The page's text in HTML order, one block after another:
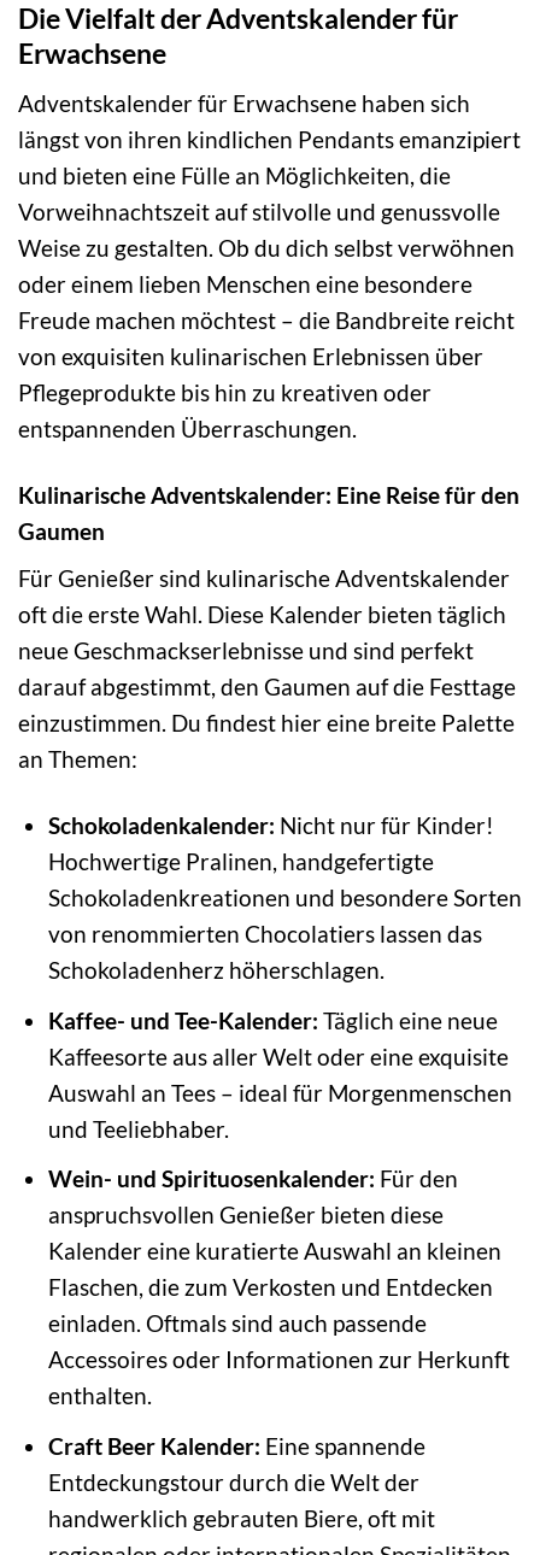
Die Vielfalt der Adventskalender für
Erwachsene
Adventskalender für Erwachsene haben sich
längst von ihren kindlichen Pendants emanzipiert
und bieten eine Fülle an Möglichkeiten, die
Vorweihnachtszeit auf stilvolle und genussvolle
Weise zu gestalten. Ob du dich selbst verwöhnen
oder einem lieben Menschen eine besondere
Freude machen möchtest – die Bandbreite reicht
von exquisiten kulinarischen Erlebnissen über
Pflegeprodukte bis hin zu kreativen oder
entspannenden Überraschungen.
Kulinarische Adventskalender: Eine Reise für den
Gaumen
Für Genießer sind kulinarische Adventskalender
oft die erste Wahl. Diese Kalender bieten täglich
neue Geschmackserlebnisse und sind perfekt
darauf abgestimmt, den Gaumen auf die Festtage
einzustimmen. Du findest hier eine breite Palette
an Themen:
Schokoladenkalender: Nicht nur für Kinder!
Hochwertige Pralinen, handgefertigte
Schokoladenkreationen und besondere Sorten
von renommierten Chocolatiers lassen das
Schokoladenherz höherschlagen.
Kaffee- und Tee-Kalender: Täglich eine neue
Kaffeesorte aus aller Welt oder eine exquisite
Auswahl an Tees – ideal für Morgenmenschen
und Teeliebhaber.
Wein- und Spirituosenkalender: Für den
anspruchsvollen Genießer bieten diese
Kalender eine kuratierte Auswahl an kleinen
Flaschen, die zum Verkosten und Entdecken
einladen. Oftmals sind auch passende
Accessoires oder Informationen zur Herkunft
enthalten.
Craft Beer Kalender: Eine spannende
Entdeckungstour durch die Welt der
handwerklich gebrauten Biere, oft mit